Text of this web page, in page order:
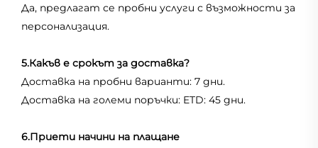
Да, предлагат се пробни услуги с възможности за
персонализация.
5.Какъв е срокът за доставка?
Доставка на пробни варианти: 7 дни.
Доставка на големи поръчки: ETD: 45 дни.
6.Приети начини на плащане